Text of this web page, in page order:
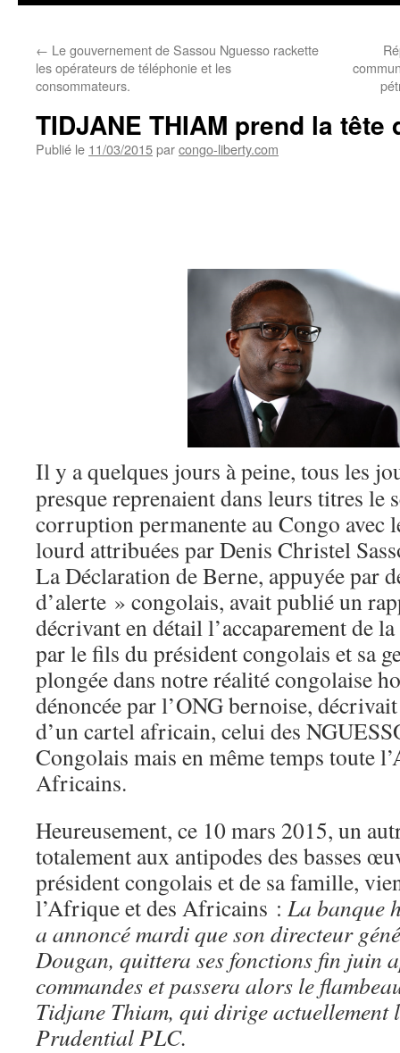
← Le gouvernement de Sassou Nguesso rackette
les opérateurs de téléphonie et les
consommateurs.
TIDJANE THIAM prend la
Publié le 11/03/2015parcongo-liberty.com
Il y a quelques jours à peine, tous les
presque reprenaient dans leurs titres le
corruption permanente au Congo avec
lourd attribuées par Denis Christel
La Déclaration de Berne, appuyée par
d’alerte » congolais, avait publié un
décrivant en détail l’accaparement de
par le fils du président congolais et sa
plongée dans notre réalité congolaise
dénoncée par l’ONG bernoise,
d’un cartel africain, celui des
Congolais mais en même temps toute
Africains.
Heureusement, ce 10 mars 2015, un
totalement aux antipodes des basses
président congolais et de sa famille,
l’Afrique et des Africains : La banque
a annoncé mardi que son directeur
Dougan, quittera ses fonctions fin juin
commandes et passera alors le
Tidjane Thiam, qui dirige actuellement
Prudential PLC.